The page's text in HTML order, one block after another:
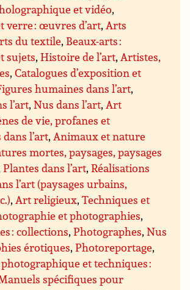
et vidéo,
verre : œuvres d’art,Arts
du textile, Beaux-arts :
sujets,Histoire de l’art,Artistes,
,Catalogues d’exposition et
humaines dans l’art,
l’art,Nus dans l’art,Art
de vie, profanes et
l’art,Animaux et nature
mortes, paysages, paysages
Plantes dans l’art,Réalisations
l’art (paysages urbains,
,Art religieux,Techniques et
et photographies,
: collections,Photographes,Nus
érotiques,Photoreportage,
et techniques :
spécifiques pour